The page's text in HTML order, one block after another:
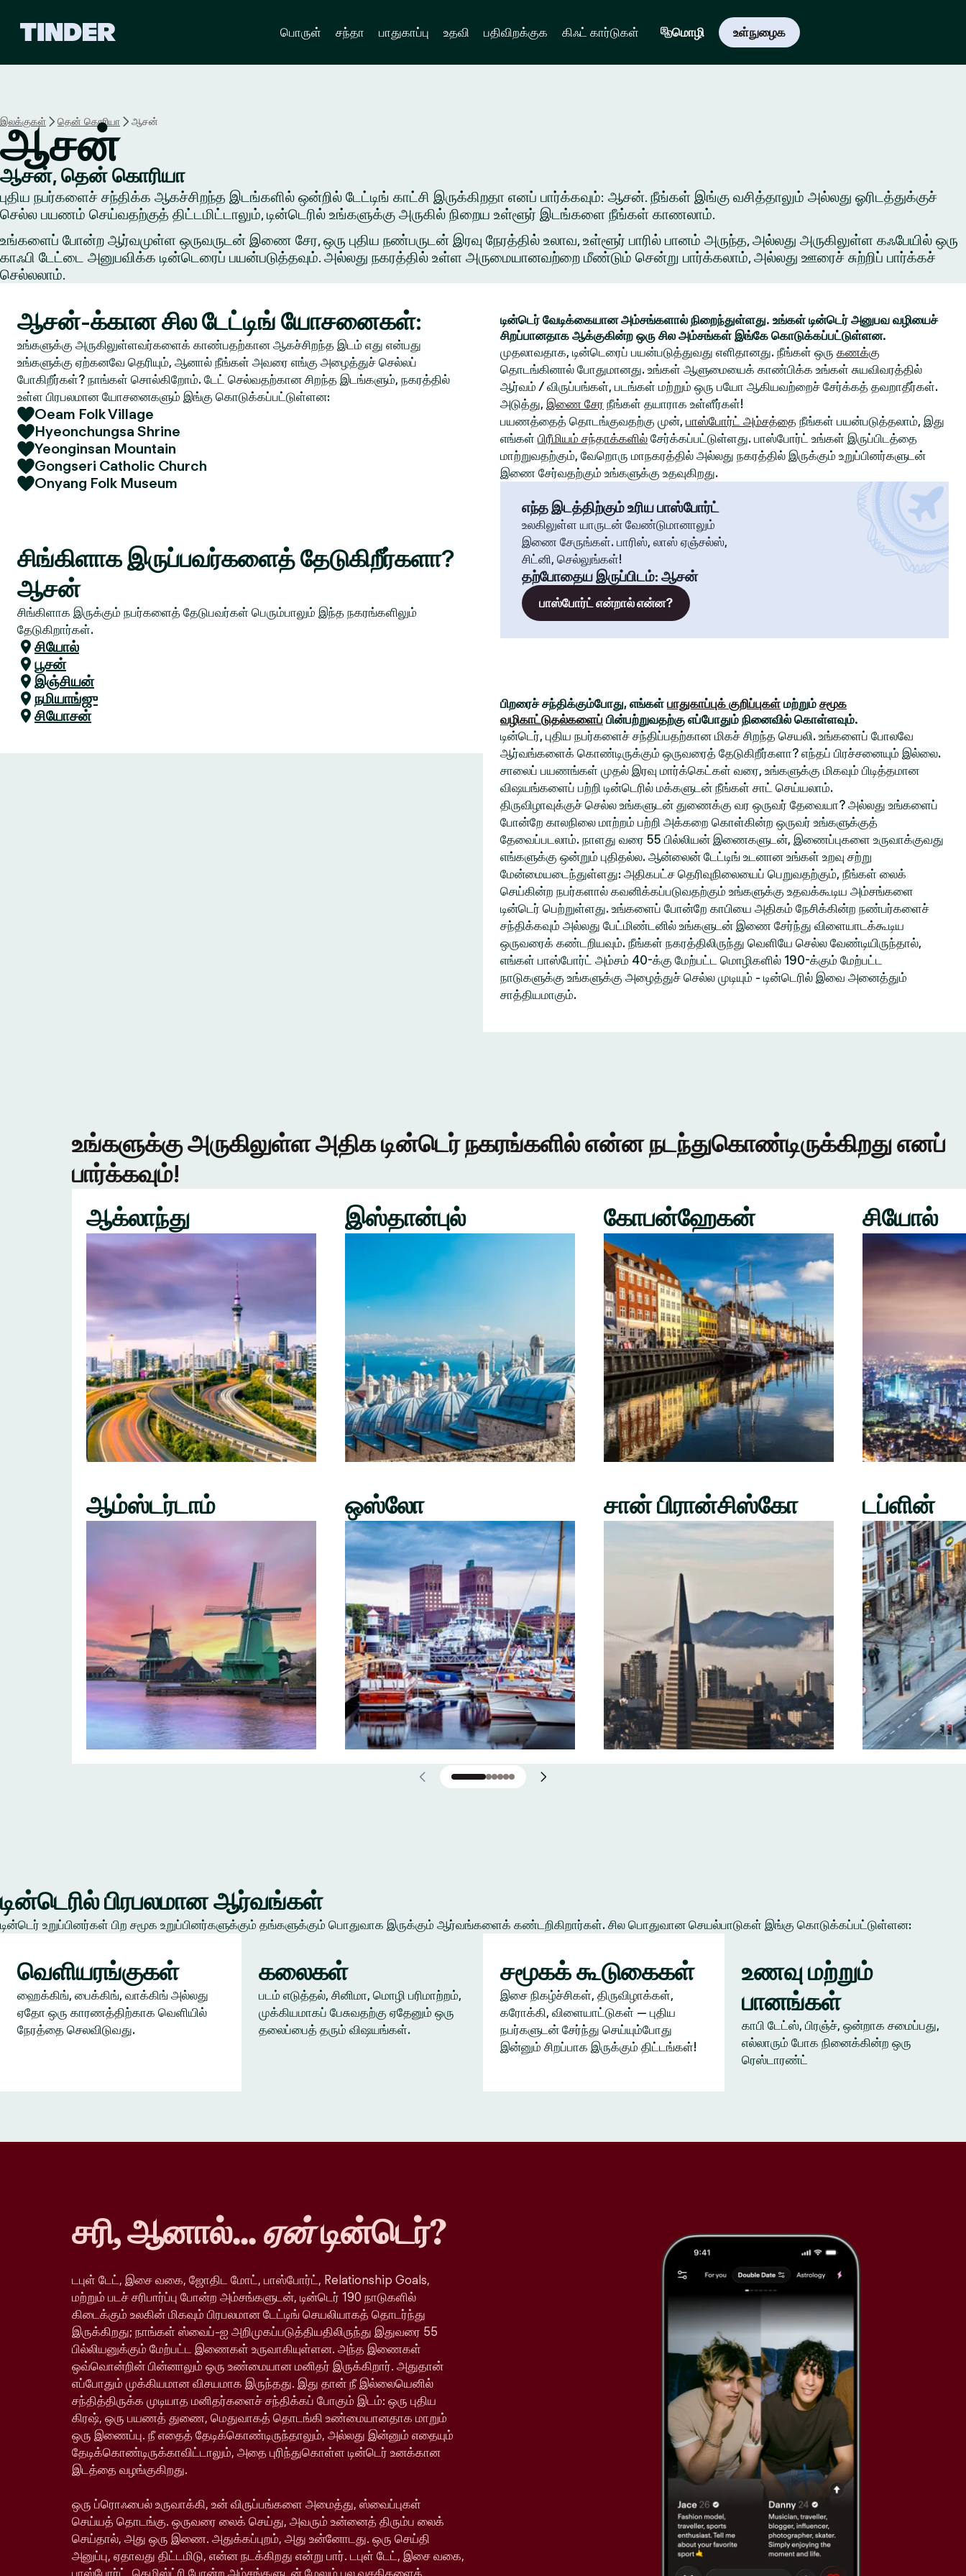
பொருள் சந்தா பாதுகாப்பு உதவி பதிவிறக்குக கிஃட் கார்டுகள் மொழி உள்நுழைக
இலக்குகள் தென் கொரியா ஆசன்
ஆசன்
ஆசன், தென் கொரியா
புதிய நபர்களைச் சந்திக்க ஆகச்சிறந்த இடங்களில் ஒன்றில் டேட்டிங் காட்சி இருக்கிறதா எனப் பார்க்கவும்: ஆசன். நீங்கள் இங்கு வசித்தாலும் அல்லது ஓரிடத்துக்குச்
செல்ல பயணம் செய்வதற்குத் திட்டமிட்டாலும், டின்டெரில் உங்களுக்கு அருகில் நிறைய உள்ளூர் இடங்களை நீங்கள் காணலாம்.
உங்களைப் போன்ற ஆர்வமுள்ள ஒருவருடன் இணை சேர, ஒரு புதிய நண்பருடன் இரவு நேரத்தில் உலாவ, உள்ளூர் பாரில் பானம் அருந்த, அல்லது அருகிலுள்ள கஃபேயில் ஒரு
காஃபி டேட்டை அனுபவிக்க டின்டெரைப் பயன்படுத்தவும். அல்லது நகரத்தில் உள்ள அருமையானவற்றை மீண்டும் சென்று பார்க்கலாம், அல்லது ஊரைச் சுற்றிப் பார்க்கச்
செல்லலாம்.
ஆசன்-க்கான சில டேட்டிங் யோசனைகள்:
உங்களுக்கு அருகிலுள்ளவர்களைக் காண்பதற்கான ஆகச்சிறந்த இடம் எது என்பது
உங்களுக்கு ஏற்கனவே தெரியும், ஆனால் நீங்கள் அவரை எங்கு அழைத்துச் செல்லப்
போகிறீர்கள்? நாங்கள் சொல்கிறோம். டேட் செல்வதற்கான சிறந்த இடங்களும், நகரத்தில்
உள்ள பிரபலமான யோசனைகளும் இங்கு கொடுக்கப்பட்டுள்ளன:
Oeam Folk Village
Hyeonchungsa Shrine
Yeonginsan Mountain
Gongseri Catholic Church
Onyang Folk Museum
சிங்கிளாக இருப்பவர்களைத் தேடுகிறீர்களா?
ஆசன்
சிங்கிளாக இருக்கும் நபர்களைத் தேடுபவர்கள் பெரும்பாலும் இந்த நகரங்களிலும்
தேடுகிறார்கள்.
சியோல்
பூசன்
இஞ்சியன்
நமியாங்ஜு
சியோசன்
டின்டெர் வேடிக்கையான அம்சங்களால் நிறைந்துள்ளது. உங்கள் டின்டெர் அனுபவ வழியைச்
சிறப்பானதாக ஆக்குகின்ற ஒரு சில அம்சங்கள் இங்கே கொடுக்கப்பட்டுள்ளன.
முதலாவதாக, டின்டெரைப் பயன்படுத்துவது எளிதானது. நீங்கள் ஒரு கணக்கு
தொடங்கினால் போதுமானது. உங்கள் ஆளுமையைக் காண்பிக்க உங்கள் சுயவிவரத்தில்
ஆர்வம் / விருப்பங்கள், படங்கள் மற்றும் ஒரு பயோ ஆகியவற்றைச் சேர்க்கத் தவறாதீர்கள்.
அடுத்து, இணை சேர நீங்கள் தயாராக உள்ளீர்கள்!
பயணத்தைத் தொடங்குவதற்கு முன், பாஸ்போர்ட் அம்சத்தை நீங்கள் பயன்படுத்தலாம், இது
எங்கள் பிரீமியம் சந்தாக்களில் சேர்க்கப்பட்டுள்ளது. பாஸ்போர்ட் உங்கள் இருப்பிடத்தை
மாற்றுவதற்கும், வேறொரு மாநகரத்தில் அல்லது நகரத்தில் இருக்கும் உறுப்பினர்களுடன்
இணை சேர்வதற்கும் உங்களுக்கு உதவுகிறது.
எந்த இடத்திற்கும் உரிய பாஸ்போர்ட்
உலகிலுள்ள யாருடன் வேண்டுமானாலும்
இணை சேருங்கள். பாரிஸ், லாஸ் ஏஞ்சல்ஸ்,
சிட்னி, செல்லுங்கள்!
தற்போதைய இருப்பிடம்: ஆசன்
பாஸ்போர்ட் என்றால் என்ன?
பிறரைச் சந்திக்கும்போது, எங்கள் பாதுகாப்புக் குறிப்புகள் மற்றும் சமூக
வழிகாட்டுதல்களைப் பின்பற்றுவதற்கு எப்போதும் நினைவில் கொள்ளவும்.
டின்டெர், புதிய நபர்களைச் சந்திப்பதற்கான மிகச் சிறந்த செயலி. உங்களைப் போலவே
ஆர்வங்களைக் கொண்டிருக்கும் ஒருவரைத் தேடுகிறீர்களா? எந்தப் பிரச்சனையும் இல்லை.
சாலைப் பயணங்கள் முதல் இரவு மார்க்கெட்கள் வரை, உங்களுக்கு மிகவும் பிடித்தமான
விஷயங்களைப் பற்றி டின்டெரில் மக்களுடன் நீங்கள் சாட் செய்யலாம்.
திருவிழாவுக்குச் செல்ல உங்களுடன் துணைக்கு வர ஒருவர் தேவையா? அல்லது உங்களைப்
போன்றே காலநிலை மாற்றம் பற்றி அக்கறை கொள்கின்ற ஒருவர் உங்களுக்குத்
தேவைப்படலாம். நாளது வரை 55 பில்லியன் இணைகளுடன், இணைப்புகளை உருவாக்குவது
எங்களுக்கு ஒன்றும் புதிதல்ல. ஆன்லைன் டேட்டிங் உடனான உங்கள் உறவு சற்று
மேன்மையடைந்துள்ளது: அதிகபட்ச தெரிவுநிலையைப் பெறுவதற்கும், நீங்கள் லைக்
செய்கின்ற நபர்களால் கவனிக்கப்படுவதற்கும் உங்களுக்கு உதவக்கூடிய அம்சங்களை
டின்டெர் பெற்றுள்ளது. உங்களைப் போன்றே காபியை அதிகம் நேசிக்கின்ற நண்பர்களைச்
சந்திக்கவும் அல்லது பேட்மிண்டனில் உங்களுடன் இணை சேர்ந்து விளையாடக்கூடிய
ஒருவரைக் கண்டறியவும். நீங்கள் நகரத்திலிருந்து வெளியே செல்ல வேண்டியிருந்தால்,
எங்கள் பாஸ்போர்ட் அம்சம் 40-க்கு மேற்பட்ட மொழிகளில் 190-க்கும் மேற்பட்ட
நாடுகளுக்கு உங்களுக்கு அழைத்துச் செல்ல முடியும் - டின்டெரில் இவை அனைத்தும்
சாத்தியமாகும்.
உங்களுக்கு அருகிலுள்ள அதிக டின்டெர் நகரங்களில் என்ன நடந்துகொண்டிருக்கிறது எனப்
பார்க்கவும்!
ஆக்லாந்து
ஆம்ஸ்டர்டாம்
இஸ்தான்புல்
ஒஸ்லோ
கோபன்ஹேகன்
சான் பிரான்சிஸ்கோ
சியோல்
டப்ளின்
டின்டெரில் பிரபலமான ஆர்வங்கள்
டின்டெர் உறுப்பினர்கள் பிற சமூக உறுப்பினர்களுக்கும் தங்களுக்கும் பொதுவாக இருக்கும் ஆர்வங்களைக் கண்டறிகிறார்கள். சில பொதுவான செயல்பாடுகள் இங்கு கொடுக்கப்பட்டுள்ளன:
வெளியரங்குகள்
ஹைக்கிங், பைக்கிங், வாக்கிங் அல்லது
ஏதோ ஒரு காரணத்திற்காக வெளியில்
நேரத்தை செலவிடுவது.
கலைகள்
படம் எடுத்தல், சினிமா, மொழி பரிமாற்றம்,
முக்கியமாகப் பேசுவதற்கு ஏதேனும் ஒரு
தலைப்பைத் தரும் விஷயங்கள்.
சமூகக் கூடுகைகள்
இசை நிகழ்ச்சிகள், திருவிழாக்கள்,
கரோக்கி, விளையாட்டுகள் — புதிய
நபர்களுடன் சேர்ந்து செய்யும்போது
இன்னும் சிறப்பாக இருக்கும் திட்டங்கள்!
உணவு மற்றும்
பானங்கள்
காபி டேட்ஸ், பிரஞ்ச், ஒன்றாக சமைப்பது,
எல்லாரும் போக நினைக்கின்ற ஒரு
ரெஸ்டாரண்ட்
சரி, ஆனால்...ஏன்டின்டெர்?
டபுள் டேட், இசை வகை, ஜோதிட மோட், பாஸ்போர்ட், Relationship Goals,
மற்றும் படச் சரிபார்ப்பு போன்ற அம்சங்களுடன், டின்டெர் 190 நாடுகளில்
கிடைக்கும் உலகின் மிகவும் பிரபலமான டேட்டிங் செயலியாகத் தொடர்ந்து
இருக்கிறது; நாங்கள் ஸ்வைப்-ஐ அறிமுகப்படுத்தியதிலிருந்து இதுவரை 55
பில்லியனுக்கும் மேற்பட்ட இணைகள் உருவாகியுள்ளன. அந்த இணைகள்
ஒவ்வொன்றின் பின்னாலும் ஒரு உண்மையான மனிதர் இருக்கிறார். அதுதான்
எப்போதும் முக்கியமான விசயமாக இருந்தது. இது தான் நீ இல்லையெனில்
சந்தித்திருக்க முடியாத மனிதர்களைச் சந்திக்கப் போகும் இடம்: ஒரு புதிய
கிரஷ், ஒரு பயணத் துணை, மெதுவாகத் தொடங்கி உண்மையானதாக மாறும்
ஒரு இணைப்பு. நீ எதைத் தேடிக்கொண்டிருந்தாலும், அல்லது இன்னும் எதையும்
தேடிக்கொண்டிருக்காவிட்டாலும், அதை புரிந்துகொள்ள டின்டெர் உனக்கான
இடத்தை வழங்குகிறது.
ஒரு ப்ரொஃபைல் உருவாக்கி, உன் விருப்பங்களை அமைத்து, ஸ்வைப்புகள்
செய்யத் தொடங்கு. ஒருவரை லைக் செய்து, அவரும் உன்னைத் திரும்ப லைக்
செய்தால், அது ஒரு இணை. அதுக்கப்புறம், அது உன்னோடது. ஒரு செய்தி
அனுப்பு, ஏதாவது திட்டமிடு, என்ன நடக்கிறது என்று பார். டபுள் டேட், இசை வகை,
பாஸ்போர்ட், கெமிஸ்ட்ரி போன்ற அம்சங்களுடன் மேலும் பல வசதிகளைக்